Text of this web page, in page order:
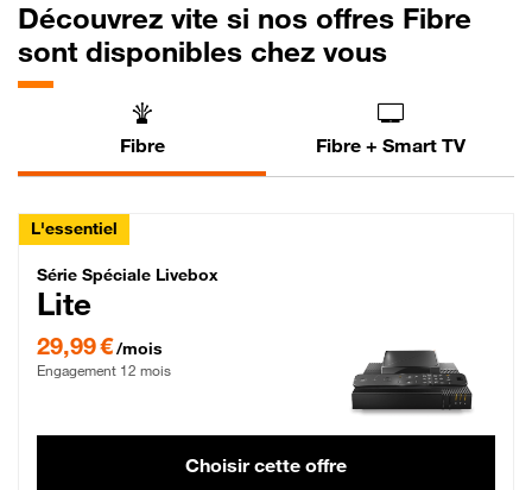
Découvrez vite si nos offres Fibre
sont disponibles chez vous
Fibre Fibre + Smart TV
L'essentiel
Série Spéciale Livebox Lite Fibre
Série Spéciale Livebox
Lite
29,99 €/mois
Engagement 12 mois
Choisir cette offre